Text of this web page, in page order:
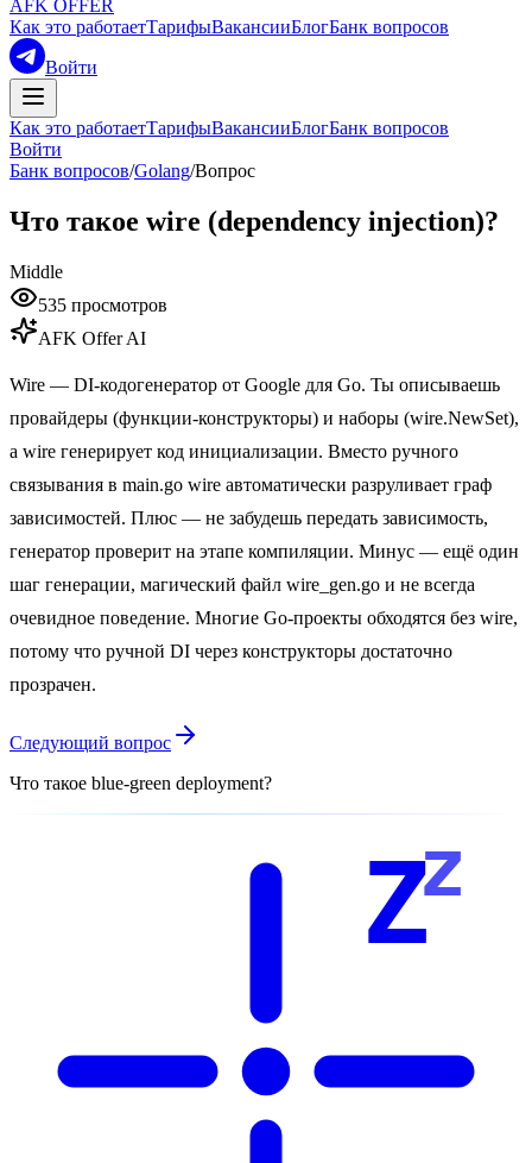
AFK OFFER
Как это работаетТарифыВакансииБлогБанк вопросов
Войти
Как это работаетТарифыВакансииБлогБанк вопросов
Войти
Банк вопросов/Golang/Вопрос
Что такое wire (dependency injection)?
Middle
535 просмотров
AFK Offer AI
Wire — DI-кодогенератор от Google для Go. Ты описываешь
провайдеры (функции-конструкторы) и наборы (wire.NewSet),
а wire генерирует код инициализации. Вместо ручного
связывания в main.go wire автоматически разруливает граф
зависимостей. Плюс — не забудешь передать зависимость,
генератор проверит на этапе компиляции. Минус — ещё один
шаг генерации, магический файл wire_gen.go и не всегда
очевидное поведение. Многие Go-проекты обходятся без wire,
потому что ручной DI через конструкторы достаточно
прозрачен.
Следующий вопрос
Что такое blue-green deployment?
Zz